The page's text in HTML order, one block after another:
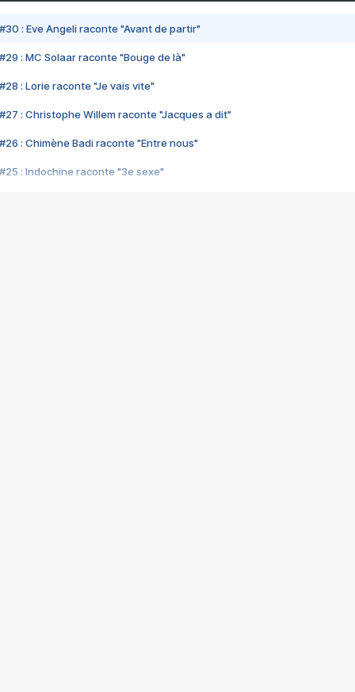
#30 : Eve Angeli raconte "Avant de partir"
#29 : MC Solaar raconte "Bouge de là"
#28 : Lorie raconte "Je vais vite"
#27 : Christophe Willem raconte "Jacques a dit"
#26 : Chimène Badi raconte "Entre nous"
#25 : Indochine raconte "3e sexe"